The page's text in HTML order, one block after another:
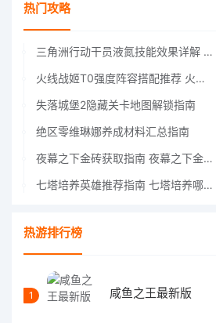
热门攻略
三角洲行动干员液氮技能效果详解 三角洲行动干员液氮技能介绍
火线战姬T0强度阵容搭配推荐 火线战姬T0强度阵容哪个好
失落城堡2隐藏关卡地图解锁指南
绝区零维琳娜养成材料汇总指南
夜幕之下金砖获取指南 夜幕之下金砖获取方法
七塔培养英雄推荐指南 七塔培养哪个英雄好
热游排行榜
1 咸鱼之王最新版